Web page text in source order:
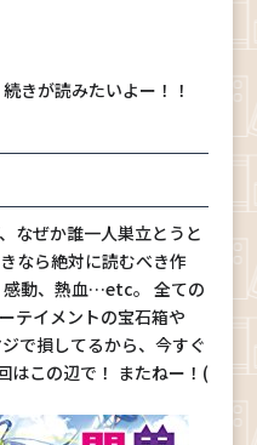
きが読みたいよー！！
なぜか誰一人巣立とうと
なら絶対に読むべき作
感動、熱血…etc。 全ての
テイメントの宝石箱や
で損してるから、今すぐ
はこの辺で！ またねー！(